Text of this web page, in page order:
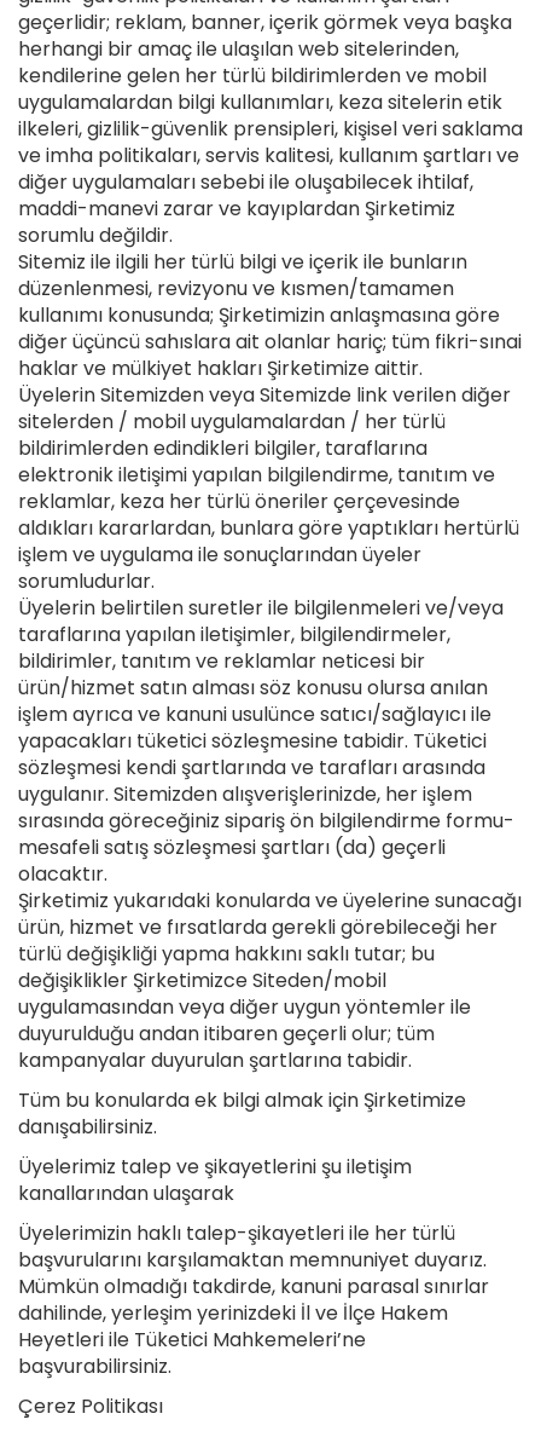
geçerlidir; reklam, banner, içerik görmek veya başka
herhangi bir amaç ile ulaşılan web sitelerinden,
kendilerine gelen her türlü bildirimlerden ve mobil
uygulamalardan bilgi kullanımları, keza sitelerin etik
ilkeleri, gizlilik-güvenlik prensipleri, kişisel veri saklama
ve imha politikaları, servis kalitesi, kullanım şartları ve
diğer uygulamaları sebebi ile oluşabilecek ihtilaf,
maddi-manevi zarar ve kayıplardan Şirketimiz
sorumlu değildir.
Sitemiz ile ilgili her türlü bilgi ve içerik ile bunların
düzenlenmesi, revizyonu ve kısmen/tamamen
kullanımı konusunda; Şirketimizin anlaşmasına göre
diğer üçüncü sahıslara ait olanlar hariç; tüm fikri-sınai
haklar ve mülkiyet hakları Şirketimize aittir.
Üyelerin Sitemizden veya Sitemizde link verilen diğer
sitelerden / mobil uygulamalardan / her türlü
bildirimlerden edindikleri bilgiler, taraflarına
elektronik iletişimi yapılan bilgilendirme, tanıtım ve
reklamlar, keza her türlü öneriler çerçevesinde
aldıkları kararlardan, bunlara göre yaptıkları hertürlü
işlem ve uygulama ile sonuçlarından üyeler
sorumludurlar.
Üyelerin belirtilen suretler ile bilgilenmeleri ve/veya
taraflarına yapılan iletişimler, bilgilendirmeler,
bildirimler, tanıtım ve reklamlar neticesi bir
ürün/hizmet satın alması söz konusu olursa anılan
işlem ayrıca ve kanuni usulünce satıcı/sağlayıcı ile
yapacakları tüketici sözleşmesine tabidir. Tüketici
sözleşmesi kendi şartlarında ve tarafları arasında
uygulanır. Sitemizden alışverişlerinizde, her işlem
sırasında göreceğiniz sipariş ön bilgilendirme formu-
mesafeli satış sözleşmesi şartları (da) geçerli
olacaktır.
Şirketimiz yukarıdaki konularda ve üyelerine sunacağı
ürün, hizmet ve fırsatlarda gerekli görebileceği her
türlü değişikliği yapma hakkını saklı tutar; bu
değişiklikler Şirketimizce Siteden/mobil
uygulamasından veya diğer uygun yöntemler ile
duyurulduğu andan itibaren geçerli olur; tüm
kampanyalar duyurulan şartlarına tabidir.
Tüm bu konularda ek bilgi almak için Şirketimize
danışabilirsiniz.
Üyelerimiz talep ve şikayetlerini şu iletişim
kanallarından ulaşarak
Üyelerimizin haklı talep-şikayetleri ile her türlü
başvurularını karşılamaktan memnuniyet duyarız.
Mümkün olmadığı takdirde, kanuni parasal sınırlar
dahilinde, yerleşim yerinizdeki İl ve İlçe Hakem
Heyetleri ile Tüketici Mahkemeleri’ne
başvurabilirsiniz.
Çerez Politikası